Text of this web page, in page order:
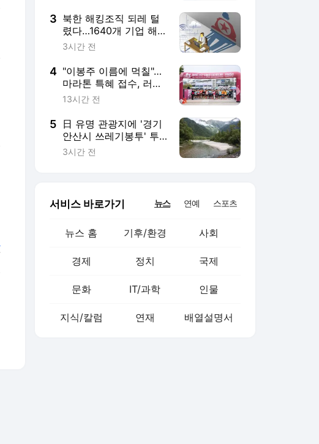
3 북한 해킹조직 되레 털
렸다…1640개 기업 해
킹 내역 노출
3시간 전
4 "이봉주 이름에 먹칠"…
마라톤 특혜 접수, 러너
들 분노 폭발[페이스메
13시간 전
5 日 유명 관광지에 '경기
안산시 쓰레기봉투' 투
척 논란…韓 "부끄럽다"
3시간 전
서비스 바로가기 뉴스 연예 스포츠
뉴스 홈 기후/환경 사회
경제 정치 국제
문화 IT/과학 인물
지식/칼럼 연재 배열설명서